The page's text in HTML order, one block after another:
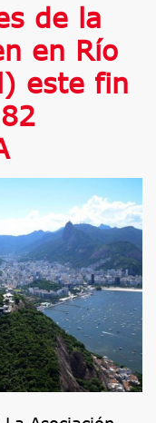
de la
en Río
este fin